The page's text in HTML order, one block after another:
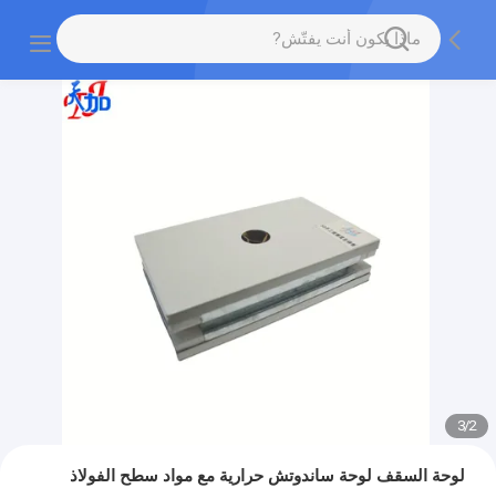
2
/
3
لوحة السقف لوحة ساندوتش حرارية مع مواد سطح الفولاذ